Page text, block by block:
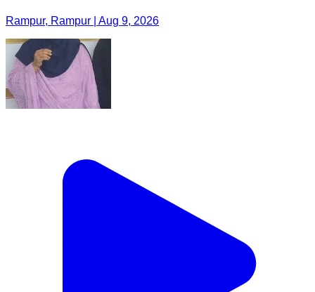
Rampur, Rampur | Aug 9, 2026